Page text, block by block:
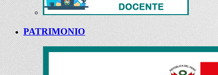
PATRIMONIO